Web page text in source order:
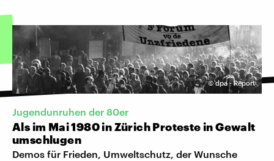
©dpa - Report
Jugendunruhen der 80er
Als im Mai 1980 in Zürich Proteste in Gewalt
umschlugen
Demos für Frieden, Umweltschutz, der Wunsche